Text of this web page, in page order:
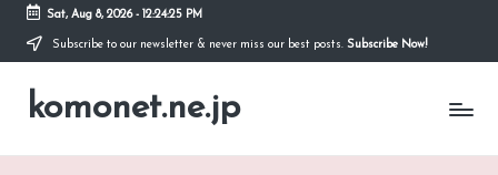
Skip
content
Sat, Aug 8, 2026- 12:24:26 PM
Subscribe to our newsletter & never miss our best posts. Subscribe Now!
komonet.ne.jp